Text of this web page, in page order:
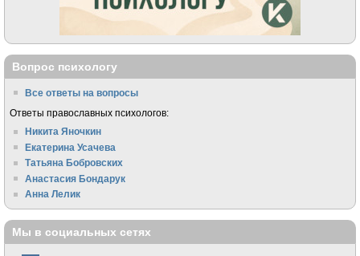
Вопрос психологу
Все ответы на вопросы
Ответы православных психологов:
Никита Яночкин
Екатерина Усачева
Татьяна Бобровских
Анастасия Бондарук
Анна Лелик
Мы в социальных сетях